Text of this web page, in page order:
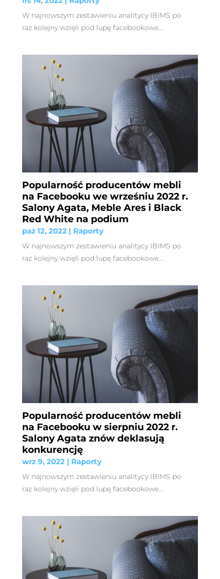
W najnowszym zestawieniu analitycy IBIMS po
raz kolejny wzięli pod lupę facebookowe...
Popularność producentów mebli
na Facebooku we wrześniu 2022 r.
Salony Agata, Meble Ares i Black
Red White na podium
paź 12, 2022| Raporty
W najnowszym zestawieniu analitycy IBIMS po
raz kolejny wzięli pod lupę facebookowe...
Popularność producentów mebli
na Facebooku w sierpniu 2022 r.
Salony Agata znów deklasują
konkurencję
wrz 9, 2022| Raporty
W najnowszym zestawieniu analitycy IBIMS po
raz kolejny wzięli pod lupę facebookowe...